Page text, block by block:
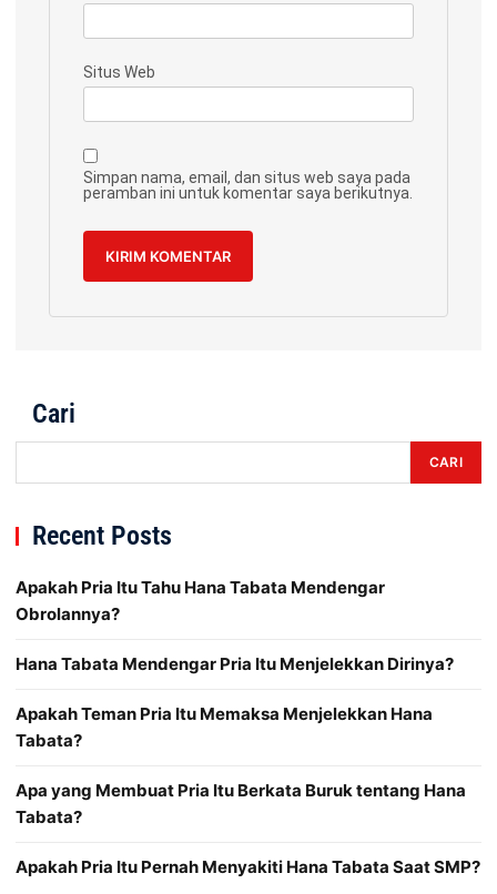
Situs Web
Simpan nama, email, dan situs web saya pada
peramban ini untuk komentar saya berikutnya.
Cari
CARI
Recent Posts
Apakah Pria Itu Tahu Hana Tabata Mendengar
Obrolannya?
Hana Tabata Mendengar Pria Itu Menjelekkan Dirinya?
Apakah Teman Pria Itu Memaksa Menjelekkan Hana
Tabata?
Apa yang Membuat Pria Itu Berkata Buruk tentang Hana
Tabata?
Apakah Pria Itu Pernah Menyakiti Hana Tabata Saat SMP?